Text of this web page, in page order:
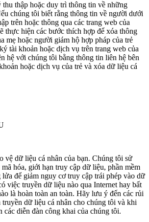
thập hoặc duy trì thông tin về những
chúng tôi biết rằng thông tin về người dưới
trên hoặc thông qua các trang web của
thực hiện các bước thích hợp để xóa thông
mẹ hoặc người giám hộ hợp pháp của trẻ
tài khoản hoặc dịch vụ trên trang web của
hệ với chúng tôi bằng thông tin liên hệ bên
hoặc dịch vụ của trẻ và xóa dữ liệu cá
vệ dữ liệu cá nhân của bạn. Chúng tôi sử
hóa, giới hạn truy cập dữ liệu, phần mềm
để giảm nguy cơ truy cập trái phép vào dữ
việc truyền dữ liệu nào qua Internet hay bất
là hoàn toàn an toàn. Hãy lưu ý đến các rủi
truyền dữ liệu cá nhân cho chúng tôi và khi
các diễn đàn công khai của chúng tôi.